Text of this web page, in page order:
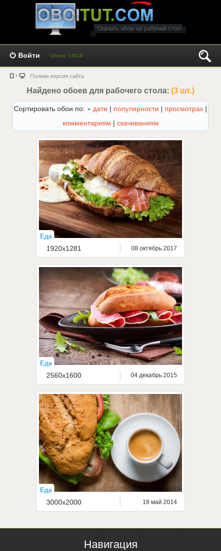
Войти Обоев: 14018
Полная версия сайта
Найдено обоев для рабочего стола: (3 шт.)
Сортировать обои по: дате | популярности | просмотрах |
комментариям | скачиваниям
Еда
1920x1281 08 октябрь 2017
Еда
2560x1600 04 декабрь 2015
Еда
3000x2000 18 май 2014
Навигация